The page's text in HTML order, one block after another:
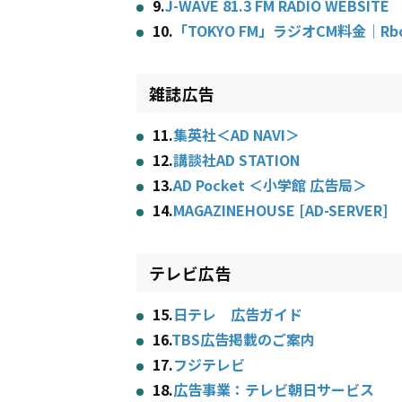
9.J-WAVE 81.3 FM RADIO WEBSITE
10. 「TOKYO FM」ラジオCM料金｜
雑誌広告
11.集英社＜AD NAVI＞
12.講談社AD STATION
13.AD Pocket ＜小学館 広告局＞
14.MAGAZINEHOUSE [AD-SERVER]
テレビ広告
15.日テレ 広告ガイド
16.TBS広告掲載のご案内
17.フジテレビ
18.広告事業：テレビ朝日サービス